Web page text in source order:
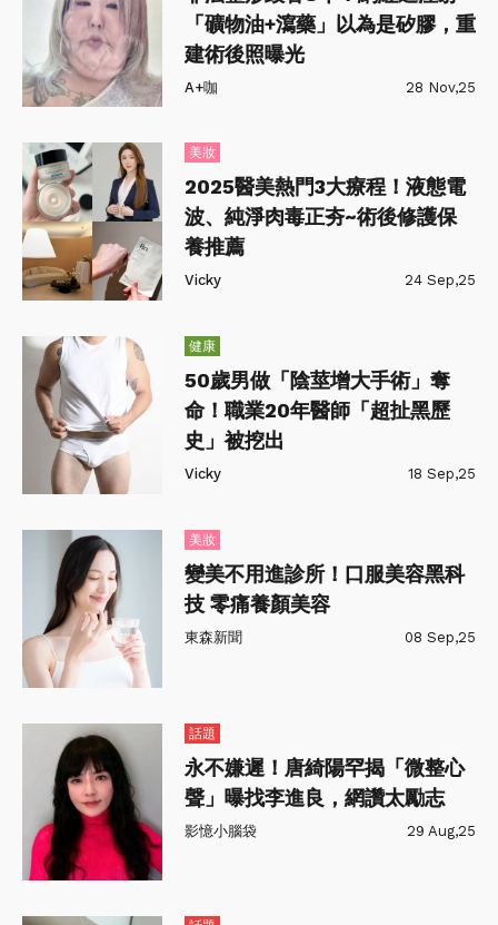
「礦物油+瀉藥」以為是矽膠，重
建術後照曝光
A+咖 28 Nov,25
美妝
2025醫美熱門3大療程！液態電
波、純淨肉毒正夯~術後修護保
養推薦
Vicky 24 Sep,25
健康
50歲男做「陰莖增大手術」奪
命！職業20年醫師「超扯黑歷
史」被挖出
Vicky 18 Sep,25
美妝
變美不用進診所！口服美容黑科
技 零痛養顏美容
東森新聞 08 Sep,25
話題
永不嫌遲！唐綺陽罕揭「微整心
聲」曝找李進良，網讚太勵志
影憶小腦袋 29 Aug,25